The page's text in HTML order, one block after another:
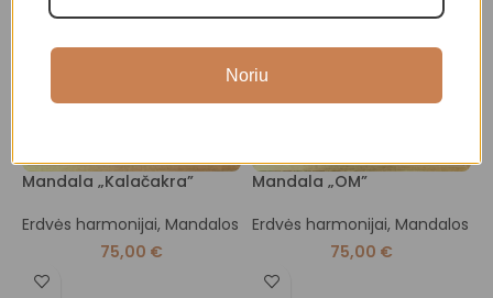
Mandala „Kalačakra”
Erdvės harmonijai, Mandalos
75,00 €
Mandala „OM”
Erdvės harmonijai, Mandalos
75,00 €
Noriu